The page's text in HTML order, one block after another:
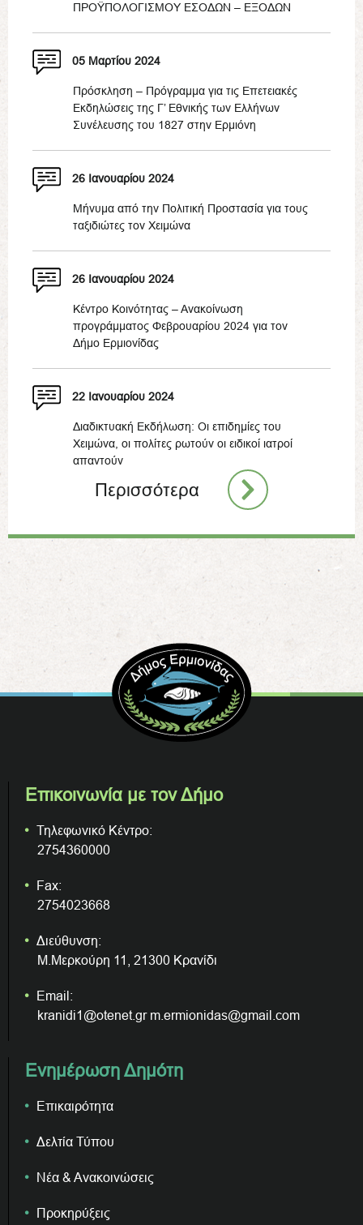
ΠΡΟΫΠΟΛΟΓΙΣΜΟΥ ΕΣΟΔΩΝ – ΕΞΟΔΩΝ
05 Μαρτίου 2024
Πρόσκληση – Πρόγραμμα για τις Επετειακές
Εκδηλώσεις της Γ’ Εθνικής των Ελλήνων
Συνέλευσης του 1827 στην Ερμιόνη
26 Ιανουαρίου 2024
Μήνυμα από την Πολιτική Προστασία για τους
ταξιδιώτες τον Χειμώνα
26 Ιανουαρίου 2024
Κέντρο Κοινότητας – Ανακοίνωση
προγράμματος Φεβρουαρίου 2024 για τον
Δήμο Ερμιονίδας
22 Ιανουαρίου 2024
Διαδικτυακή Εκδήλωση: Οι επιδημίες του
Χειμώνα, οι πολίτες ρωτούν οι ειδικοί ιατροί
απαντούν
Περισσότερα
Επικοινωνία με τον Δήμο
Τηλεφωνικό Κέντρο:
2754360000
Fax:
2754023668
Διεύθυνση:
Μ.Μερκούρη 11, 21300 Κρανίδι
Email:
kranidi1@otenet.gr m.ermionidas@gmail.com
Ενημέρωση Δημότη
Επικαιρότητα
Δελτία Τύπου
Νέα & Ανακοινώσεις
Προκηρύξεις